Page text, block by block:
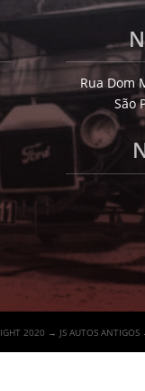
Rua Dom
São
2020 → JS AUTOS ANTIGOS